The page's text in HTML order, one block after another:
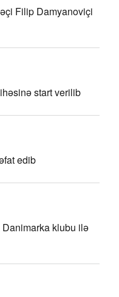
Filip Damyanoviçi
start verilib
edib
klubu ilə